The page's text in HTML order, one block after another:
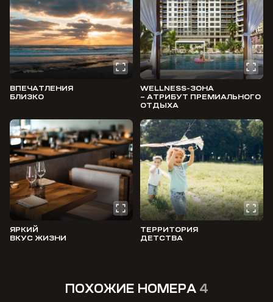
ВПЕЧАТЛЕНИЯ
БЛИЗКО
WELLNESS-ЗОНА
– АТРИБУТ ПРЕМИАЛЬНОГО
ОТДЫХА
ЯРКИЙ
ВКУС ЖИЗНИ
ТЕРРИТОРИЯ
ДЕТСТВА
ПОХОЖИЕ НОМЕРА 4